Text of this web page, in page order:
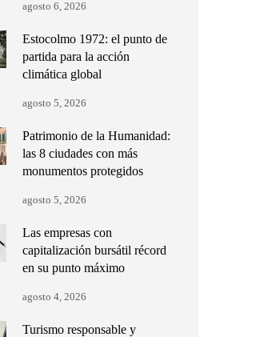
agosto 6, 2026
Estocolmo 1972: el punto de
partida para la acción
climática global
agosto 5, 2026
Patrimonio de la Humanidad:
las 8 ciudades con más
monumentos protegidos
agosto 5, 2026
Las empresas con
capitalización bursátil récord
en su punto máximo
agosto 4, 2026
Turismo responsable y